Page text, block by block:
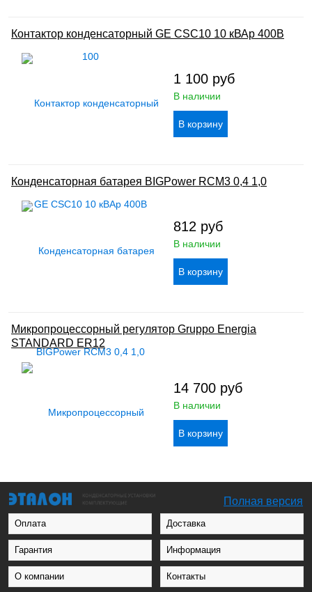
Контактор конденсаторный GE CSC10 10 кВАр 400В
1 100 руб
В наличии
Конденсаторная батарея BIGPower RCM3 0,4 1,0
812 руб
В наличии
Микропроцессорный регулятор Gruppo Energia
STANDARD ER12
14 700 руб
В наличии
Полная версия
Оплата Доставка
Гарантия Информация
О компании Контакты